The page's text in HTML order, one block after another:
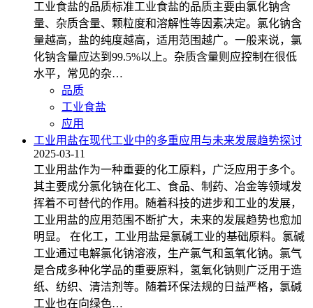
工业食盐的品质标准工业食盐的品质主要由氯化钠含
量、杂质含量、颗粒度和溶解性等因素决定。氯化钠含
量越高，盐的纯度越高，适用范围越广。一般来说，氯
化钠含量应达到99.5%以上。杂质含量则应控制在很低
水平，常见的杂…
品质
工业食盐
应用
工业用盐在现代工业中的多重应用与未来发展趋势探讨
2025-03-11
工业用盐作为一种重要的化工原料，广泛应用于多个。
其主要成分氯化钠在化工、食品、制药、冶金等领域发
挥着不可替代的作用。随着科技的进步和工业的发展，
工业用盐的应用范围不断扩大，未来的发展趋势也愈加
明显。 在化工，工业用盐是氯碱工业的基础原料。氯碱
工业通过电解氯化钠溶液，生产氯气和氢氧化钠。氯气
是合成多种化学品的重要原料，氢氧化钠则广泛用于造
纸、纺织、清洁剂等。随着环保法规的日益严格，氯碱
工业也在向绿色…